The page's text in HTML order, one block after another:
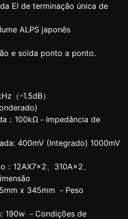
EI de terminação única de
ALPS japonês
e solda ponto a ponto.
（-1.5dB）
：100kΩ－Impedância de
400mV (Integrado) 1000mV
12AX7×2、310A×2、
x 345mm －Peso
190w －Condições de